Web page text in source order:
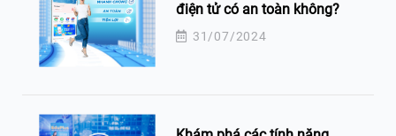
điện tử có an toàn không?
31/07/2024